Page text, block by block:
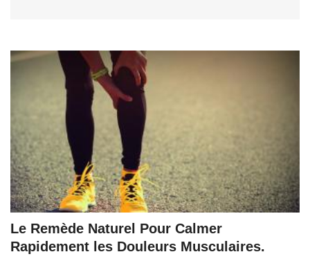
Le Remède Naturel Pour Calmer
Rapidement les Douleurs Musculaires.